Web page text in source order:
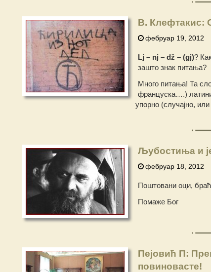
В. Клефтакис:
фебруар 19, 2012
Lj – nj – dž – (gj)?
зашто знак питања?
Много питања! Та
француска….)
упорно (случајно,
Љубостиња и
фебруар 18, 2012
Поштовани оци,
Помаже Бог
Пејовић П:
повиновасте!